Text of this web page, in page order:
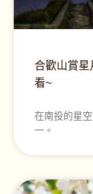
合歡山賞星
看~
在南投的星
一。